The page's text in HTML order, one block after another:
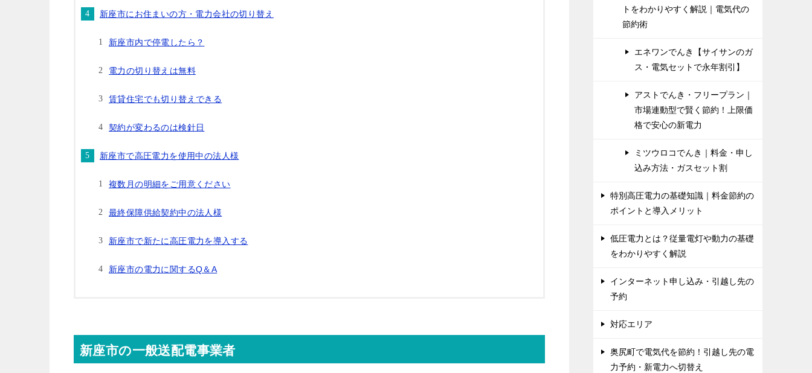
新座市にお住まいの方・電力会社の切り替え
新座市内で停電したら？
電力の切り替えは無料
賃貸住宅でも切り替えできる
契約が変わるのは検針日
新座市で高圧電力を使用中の法人様
複数月の明細をご用意ください
最終保障供給契約中の法人様
新座市で新たに高圧電力を導入する
新座市の電力に関するQ＆A
新座市の一般送配電事業者
トをわかりやすく解説｜電気代の
節約術
エネワンでんき【サイサンのガ
ス・電気セットで永年割引】
アストでんき・フリープラン｜
市場連動型で賢く節約！上限価
格で安心の新電力
ミツウロコでんき｜料金・申し
込み方法・ガスセット割
特別高圧電力の基礎知識｜料金節約の
ポイントと導入メリット
低圧電力とは？従量電灯や動力の基礎
をわかりやすく解説
インターネット申し込み・引越し先の
予約
対応エリア
奥尻町で電気代を節約！引越し先の電
力予約・新電力へ切替え